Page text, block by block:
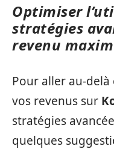
Optimiser
stratégies
revenu
Pour aller au-delà
vos revenus sur
stratégies
quelques